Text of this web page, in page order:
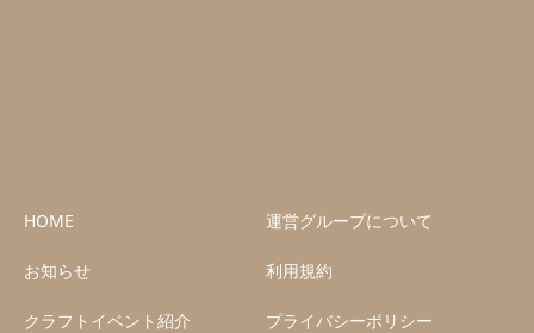
HOME
お知らせ
クラフトイベント紹介
運営グループについて
利用規約
プライバシーポリシー